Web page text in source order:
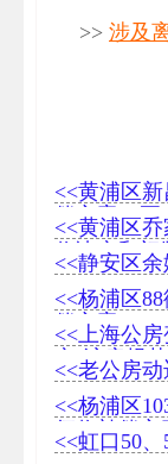
>> 涉及
<<黄浦区
偿方案（
<<黄浦区
收决定和
<<静安区
<<杨浦区
偿方案
<<上海公
定[沪房规
<<老公房
<<杨浦区
征收补偿
<<虹口50